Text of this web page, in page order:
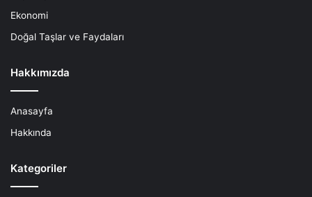
Ekonomi
Doğal Taşlar ve Faydaları
Hakkımızda
Anasayfa
Hakkında
Kategoriler